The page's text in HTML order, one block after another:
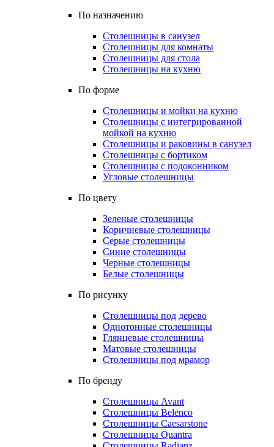
По назначению
Столешницы в санузел
Столешницы для комнаты
Столешницы для стола
Столешницы на кухню
По форме
Столешницы и мойки на кухню
Столешницы с интегрированной
мойкой на кухню
Столешницы и раковины в санузел
Столешницы с бортиком
Столешницы с подоконником
Угловые столешницы
По цвету
Зеленые столешницы
Коричневые столешницы
Серые столешницы
Синие столешницы
Черные столешницы
Белые столешницы
По рисунку
Столешницы под дерево
Однотонные столешницы
Глянцевые столешницы
Матовые столешницы
Столешницы под мрамор
По бренду
Столешницы Avant
Столешницы Belenco
Столешницы Caesarstone
Столешницы Quantra